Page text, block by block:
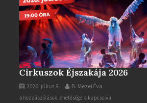
Cirkuszok Éjszakája 2026
2026. július 9. B. Mezei Éva
Cirkuszok
a hozzászólások lehetősége kikapcsolva